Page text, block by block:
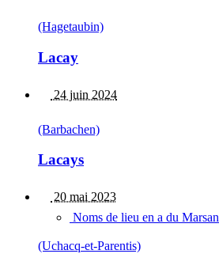
(Hagetaubin)
Lacay
24 juin 2024
(Barbachen)
Lacays
20 mai 2023
Noms de lieu en a du Marsan
(Uchacq-et-Parentis)